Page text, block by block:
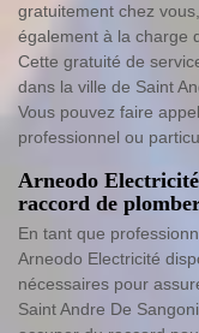
gratuitement chez
également à la charge
Cette gratuité de
dans la ville de Saint
Vous pouvez faire
professionnel ou
Arneodo
raccord de
En tant que
Arneodo Electricité
nécessaires pour
Saint Andre De